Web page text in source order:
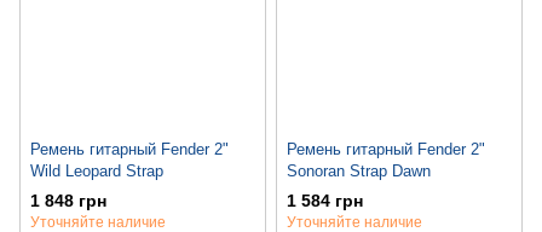
Ремень гитарный Fender 2"
Wild Leopard Strap
1 848 грн
Уточняйте наличие
Ремень гитарный Fender 2"
Sonoran Strap Dawn
1 584 грн
Уточняйте наличие